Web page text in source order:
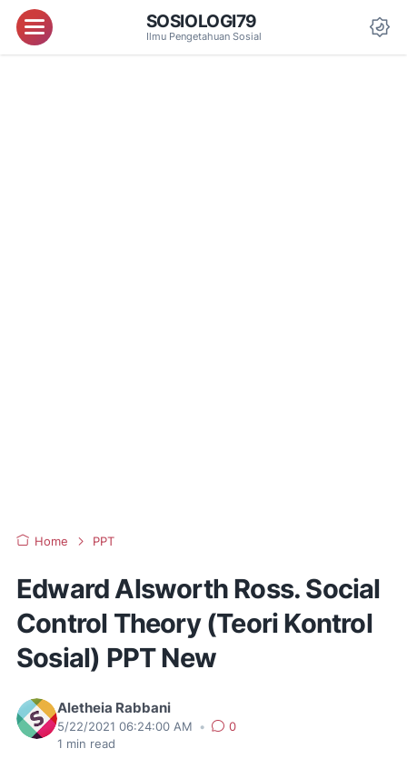
Menu SOSIOLOGI79
Ilmu Pengetahuan Sosial
Home PPT
Edward Alsworth Ross. Social
Control Theory (Teori Kontrol
Sosial) PPT New
Aletheia Rabbani
5/22/2021 06:24:00 AM •
0
1 min read